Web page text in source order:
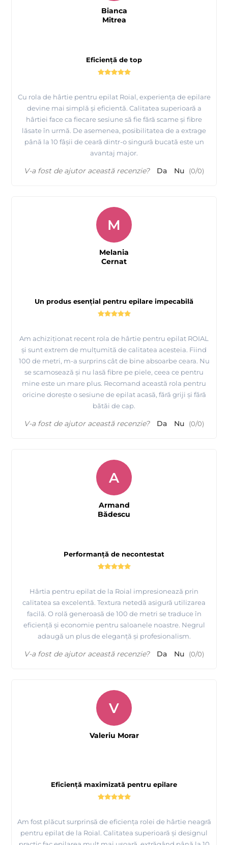
Eficiență de top
Cu rola de hârtie pentru epilat Roial, experiența de epilare
devine mai simplă și eficientă. Calitatea superioară a
hârtiei face ca fiecare sesiune să fie fără scame și fibre
lăsate în urmă. De asemenea, posibilitatea de a extrage
până la 10 fâșii de ceară dintr-o singură bucată este un
avantaj major.
Bianca
Mitrea
V-a fost de ajutor această recenzie? Da Nu (0/0)
Un produs esențial pentru epilare impecabilă
Am achiziționat recent rola de hârtie pentru epilat ROIAL
și sunt extrem de mulțumită de calitatea acesteia. Fiind
100 de metri, m-a surprins cât de bine absoarbe ceara. Nu
se scamosează și nu lasă fibre pe piele, ceea ce pentru
mine este un mare plus. Recomand această rola pentru
oricine dorește o sesiune de epilat acasă, fără griji și fără
bătăi de cap.
M
Melania
Cernat
V-a fost de ajutor această recenzie? Da Nu (0/0)
Performanță de necontestat
Hârtia pentru epilat de la Roial impresionează prin
calitatea sa excelentă. Textura netedă asigură utilizarea
facilă. O rolă generoasă de 100 de metri se traduce în
eficiență și economie pentru saloanele noastre. Negrul
adaugă un plus de eleganță și profesionalism.
A
Armand
Bădescu
V-a fost de ajutor această recenzie? Da Nu (0/0)
Eficiență maximizată pentru epilare
Am fost plăcut surprinsă de eficiența rolei de hârtie neagră
pentru epilat de la Roial. Calitatea superioară și designul
V
Valeriu Morar